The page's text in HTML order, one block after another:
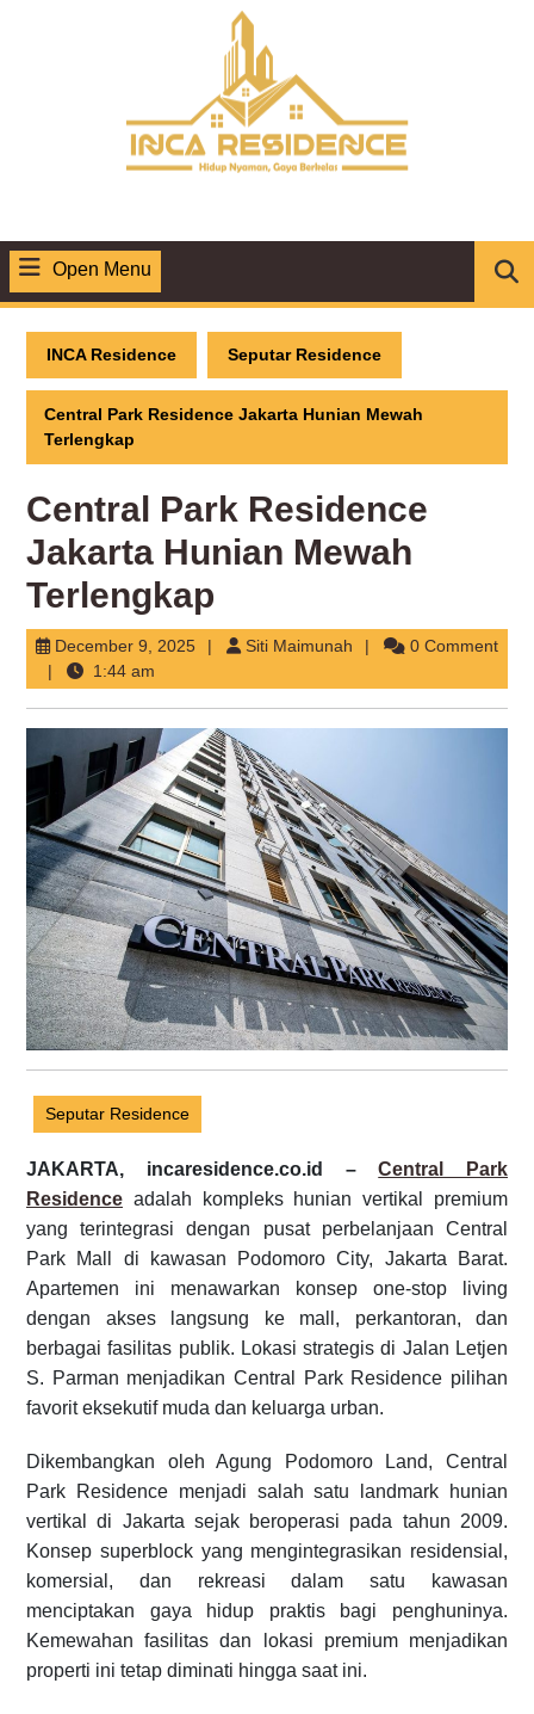
Open Menu
Menu
INCA Residence Seputar Residence
Central Park Residence Jakarta Hunian Mewah
Terlengkap
Central Park Residence
Jakarta Hunian Mewah
Terlengkap
December 9, 2025December
2025
Siti Maimunah Siti
0 Comment
1:44 am
Seputar Residence
JAKARTA, incaresidence.co.id –Central Park
Residence adalah kompleks hunian vertikal premium
yang terintegrasi dengan pusat perbelanjaan Central
Park Mall di kawasan Podomoro City, Jakarta Barat.
Apartemen ini menawarkan konsep one-stop living
dengan akses langsung ke mall, perkantoran, dan
berbagai fasilitas publik. Lokasi strategis di Jalan Letjen
S. Parman menjadikan Central Park Residence pilihan
favorit eksekutif muda dan keluarga urban.
Dikembangkan oleh Agung Podomoro Land, Central
Park Residence menjadi salah satu landmark hunian
vertikal di Jakarta sejak beroperasi pada tahun 2009.
Konsep superblock yang mengintegrasikan residensial,
komersial, dan rekreasi dalam satu kawasan
menciptakan gaya hidup praktis bagi penghuninya.
Kemewahan fasilitas dan lokasi premium menjadikan
properti ini tetap diminati hingga saat ini.